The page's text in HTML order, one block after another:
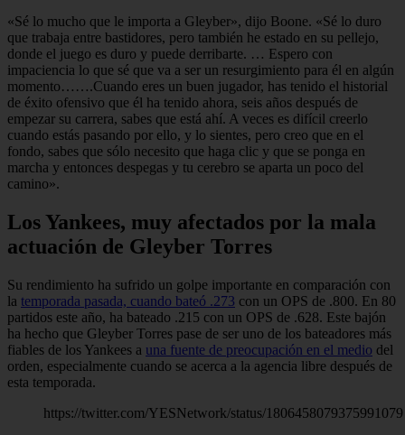
«Sé lo mucho que le importa a Gleyber», dijo Boone. «Sé lo duro
que trabaja entre bastidores, pero también he estado en su pellejo,
donde el juego es duro y puede derribarte. … Espero con
impaciencia lo que sé que va a ser un resurgimiento para él en algún
momento…….Cuando eres un buen jugador, has tenido el historial
de éxito ofensivo que él ha tenido ahora, seis años después de
empezar su carrera, sabes que está ahí. A veces es difícil creerlo
cuando estás pasando por ello, y lo sientes, pero creo que en el
fondo, sabes que sólo necesito que haga clic y que se ponga en
marcha y entonces despegas y tu cerebro se aparta un poco del
camino».
Los Yankees, muy afectados por la mala
actuación de Gleyber Torres
Su rendimiento ha sufrido un golpe importante en comparación con
la temporada pasada, cuando bateó .273 con un OPS de .800. En 80
partidos este año, ha bateado .215 con un OPS de .628. Este bajón
ha hecho que Gleyber Torres pase de ser uno de los bateadores más
fiables de los Yankees a una fuente de preocupación en el medio del
orden, especialmente cuando se acerca a la agencia libre después de
esta temporada.
https://twitter.com/YESNetwork/status/1806458079375991079